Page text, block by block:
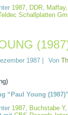
1987, DDR,
Schallplatten
1987 Von
“Paul Young
1987, Buchstabe Y